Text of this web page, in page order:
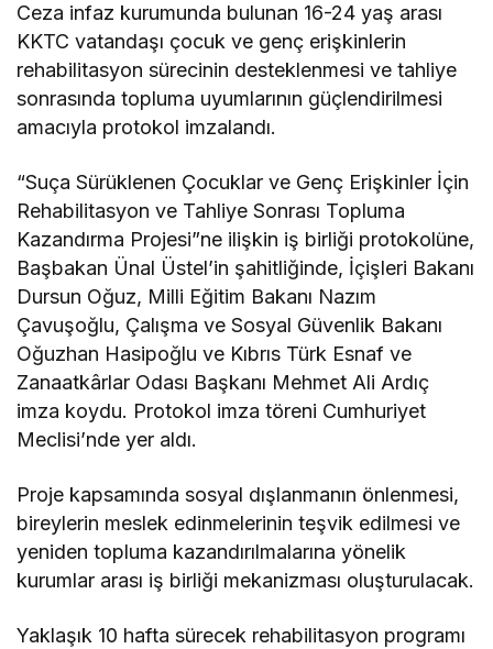
Ceza infaz kurumunda bulunan 16-24 yaş arası
KKTC vatandaşı çocuk ve genç erişkinlerin
rehabilitasyon sürecinin desteklenmesi ve tahliye
sonrasında topluma uyumlarının güçlendirilmesi
amacıyla protokol imzalandı.
“Suça Sürüklenen Çocuklar ve Genç Erişkinler İçin
Rehabilitasyon ve Tahliye Sonrası Topluma
Kazandırma Projesi”ne ilişkin iş birliği protokolüne,
Başbakan Ünal Üstel’in şahitliğinde, İçişleri Bakanı
Dursun Oğuz, Milli Eğitim Bakanı Nazım
Çavuşoğlu, Çalışma ve Sosyal Güvenlik Bakanı
Oğuzhan Hasipoğlu ve Kıbrıs Türk Esnaf ve
Zanaatkârlar Odası Başkanı Mehmet Ali Ardıç
imza koydu. Protokol imza töreni Cumhuriyet
Meclisi’nde yer aldı.
Proje kapsamında sosyal dışlanmanın önlenmesi,
bireylerin meslek edinmelerinin teşvik edilmesi ve
yeniden topluma kazandırılmalarına yönelik
kurumlar arası iş birliği mekanizması oluşturulacak.
Yaklaşık 10 hafta sürecek rehabilitasyon programı